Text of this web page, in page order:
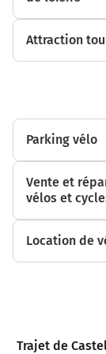
sur
Au
Allée
3,8
Attraction
Parking vélo
Vente et
vélos et
Location de
Trajet de